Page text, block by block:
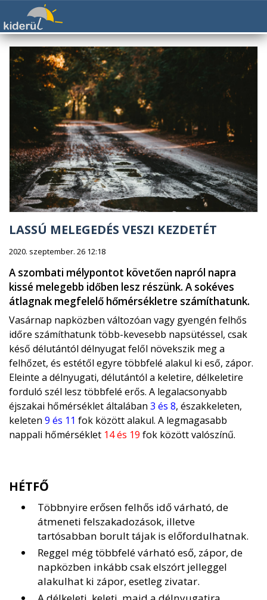
LASSÚ MELEGEDÉS VESZI KEZDETÉT
2020. szeptember. 26 12:18
A szombati mélypontot követően napról napra
kissé melegebb időben lesz részünk. A sokéves
átlagnak megfelelő hőmérsékletre számíthatunk.
Vasárnap napközben változóan vagy gyengén felhős
időre számíthatunk több-kevesebb napsütéssel, csak
késő délutántól délnyugat felől növekszik meg a
felhőzet, és estétől egyre többfelé alakul ki eső, zápor.
Eleinte a délnyugati, délutántól a keletire, délkeletire
forduló szél lesz többfelé erős. A legalacsonyabb
éjszakai hőmérséklet általában 3 és 8, északkeleten,
keleten 9 és 11 fok között alakul. A legmagasabb
nappali hőmérséklet 14 és 19 fok között valószínű.
HÉTFŐ
Többnyire erősen felhős idő várható, de
átmeneti felszakadozások, illetve
tartósabban borult tájak is előfordulhatnak.
Reggel még többfelé várható eső, zápor, de
napközben inkább csak elszórt jelleggel
alakulhat ki zápor, esetleg zivatar.